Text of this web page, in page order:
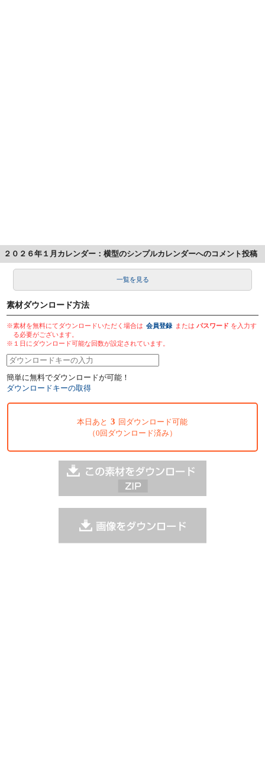
２０２６年１月カレンダー：横型のシンプルカレンダーへのコメント投稿
一覧を見る
素材ダウンロード方法
※素材を無料にてダウンロードいただく場合は 会員登録 またはパスワード を入力す
る必要がございます。
※１日にダウンロード可能な回数が設定されています。
簡単に無料でダウンロードが可能！
ダウンロードキーの取得
本日あと 3 回ダウンロード可能
（0回ダウンロード済み）